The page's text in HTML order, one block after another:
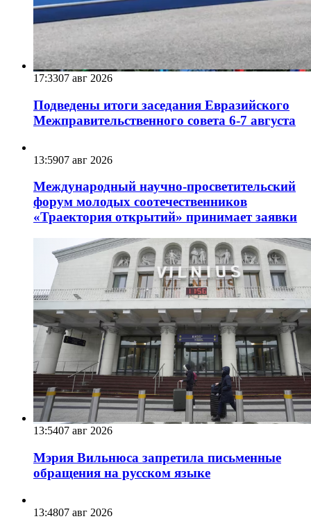
17:3307 авг 2026
Подведены итоги заседания Евразийского
Межправительственного совета 6-7 августа
13:5907 авг 2026
Международный научно-просветительский
форум молодых соотечественников
«Траектория открытий» принимает заявки
13:5407 авг 2026
Мэрия Вильнюса запретила письменные
обращения на русском языке
13:4807 авг 2026